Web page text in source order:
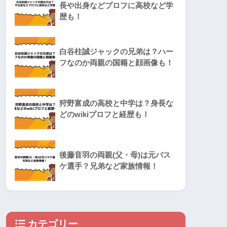
長や出身などプロフに高校など学
歴も！
白谷柱誠ジャックの兄弟は？ハー
フなのか両親の国籍と顔画像も！
狩野富成の高校と中学は？身長な
どのwikiプロフと経歴も！
後藤音羽の両親(父・母)は元バス
ケ選手？兄弟など家族情報！
カテゴリー